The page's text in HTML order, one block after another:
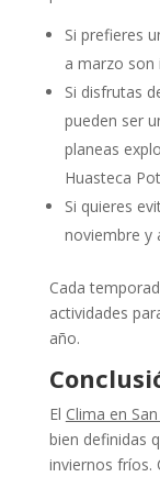
Si prefieres
a marzo son
Si disfrutas
pueden ser
planeas
Huasteca
Si quieres
noviembre y
Cada
actividades
año.
El Clima en
bien definidas
inviernos fríos.